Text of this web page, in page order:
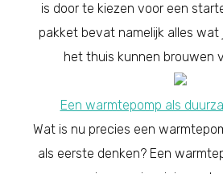
is door te kiezen voor een
pakket bevat namelijk alles wat
het thuis kunnen brouwen
Een warmtepomp als
Wat is nu precies een
als eerste denken? Een